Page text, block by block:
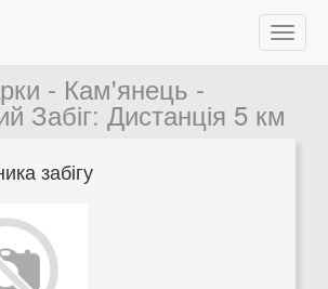
- Кам'янець -
Забіг: Дистанція 5 км
забігу